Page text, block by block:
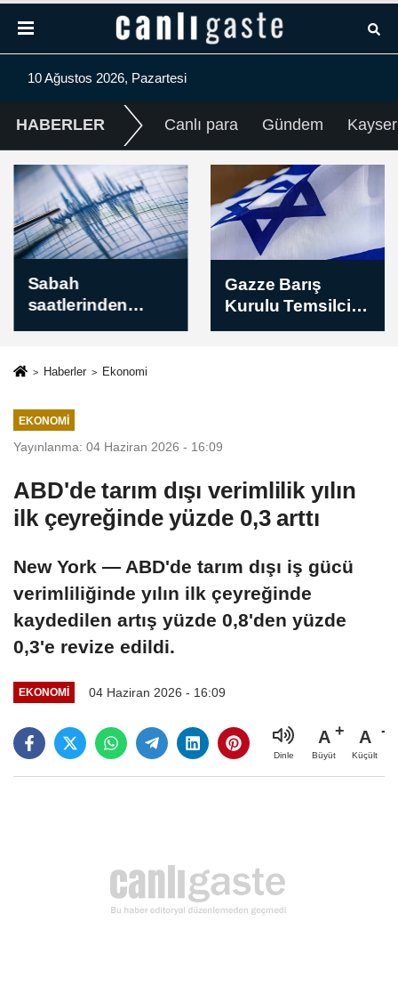
10 Ağustos 2026, Pazartesi
HABERLER Canlı para Gündem
Sabah
saatlerinden
itibaren
depremler
Gazze Barış
Kurulu Temsilcisi,
Hamas'ın
Haberler Ekonomi
EKONOMI
Yayınlanma: 04 Haziran 2026 - 16:09
ABD'de tarım dışı verimlilik yılın
ilk çeyreğinde yüzde 0,3 arttı
New York — ABD'de tarım dışı iş gücü
verimliliğinde yılın ilk çeyreğinde
kaydedilen artış yüzde 0,8'den yüzde
0,3'e revize edildi.
EKONOMI 04 Haziran 2026 - 16:09
Dinle
A
Büyüt
A
Küçült